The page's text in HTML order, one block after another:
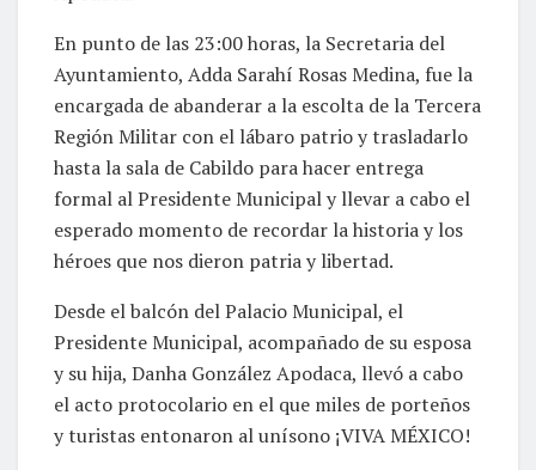
En punto de las 23:00 horas, la Secretaria del
Ayuntamiento, Adda Sarahí Rosas Medina, fue la
encargada de abanderar a la escolta de la Tercera
Región Militar con el lábaro patrio y trasladarlo
hasta la sala de Cabildo para hacer entrega
formal al Presidente Municipal y llevar a cabo el
esperado momento de recordar la historia y los
héroes que nos dieron patria y libertad.
Desde el balcón del Palacio Municipal, el
Presidente Municipal, acompañado de su esposa
y su hija, Danha González Apodaca, llevó a cabo
el acto protocolario en el que miles de porteños
y turistas entonaron al unísono ¡VIVA MÉXICO!